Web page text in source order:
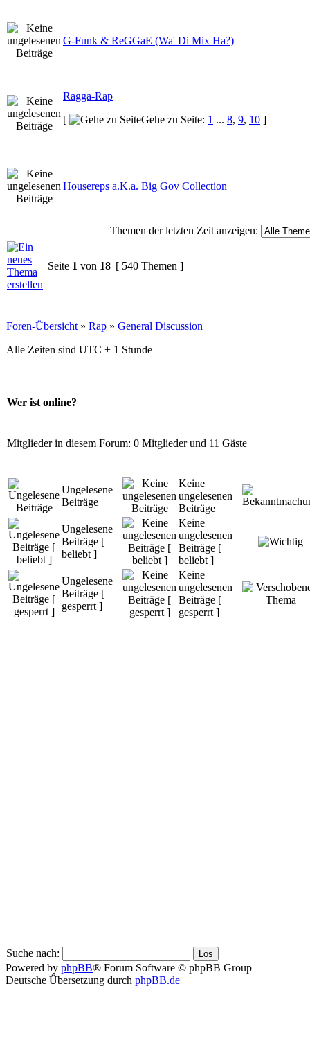
G-Funk & ReGGaE (Wa' Di Mix Ha?)
Ragga-Rap
[
Gehe zu Seite: 1 ... 8, 9, 10 ]
Housereps a.K.a. Big Gov Collection
Themen der letzten Zeit anzeigen:
Seite 1 von 18 [ 540 Themen ]
Foren-Übersicht » Rap » General Discussion
Alle Zeiten sind UTC + 1 Stunde
Wer ist online?
Mitglieder in diesem Forum: 0 Mitglieder und 11 Gäste
Ungelesene
Beiträge
Keine
ungelesenen
Beiträge
Ungelesene
Beiträge [
beliebt ]
Keine
ungelesenen
Beiträge [
beliebt ]
Ungelesene
Beiträge [
gesperrt ]
Keine
ungelesenen
Beiträge [
gesperrt ]
Suche nach:
Powered by phpBB® Forum Software © phpBB Group
Deutsche Übersetzung durch phpBB.de